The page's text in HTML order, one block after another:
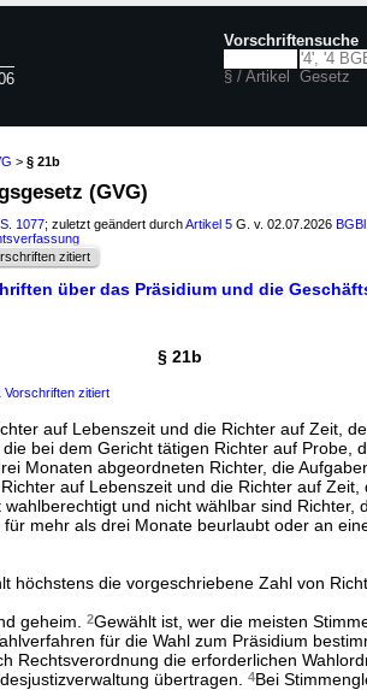
Vorschriftensuche
§ / Artikel Gesetz
> § 21b
(GVG)
1077; zuletzt geändert durchArtikel 5 G. v. 02.07.2026
zitiert
über das Präsidium und die
§ 21b
Vorschriften zitiert
auf Lebenszeit und die Richter auf Zeit,
bei dem Gericht tätigen Richter auf Probe,
Monaten abgeordneten Richter, die
auf Lebenszeit und die Richter auf
wahlberechtigt und nicht wählbar sind Richter,
mehr als drei Monate beurlaubt oder an
höchstens die vorgeschriebene Zahl von
geheim. 2Gewählt ist, wer die meisten
für die Wahl zum Präsidium
Rechtsverordnung die erforderlichen
übertragen.
4Bei